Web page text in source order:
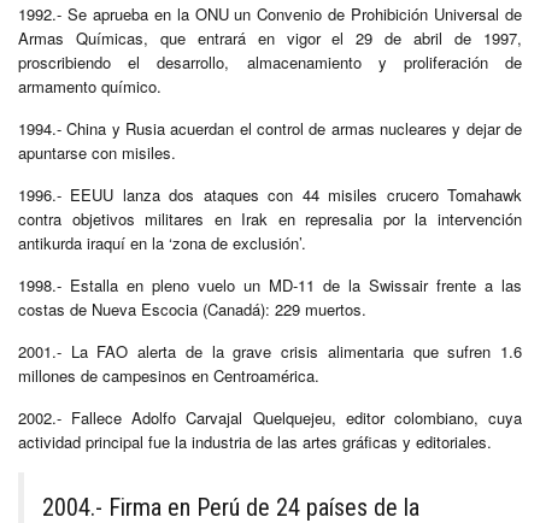
1992.- Se aprueba en la ONU un Convenio de Prohibición Universal de
Armas Químicas, que entrará en vigor el 29 de abril de 1997,
proscribiendo el desarrollo, almacenamiento y proliferación de
armamento químico.
1994.- China y Rusia acuerdan el control de armas nucleares y dejar de
apuntarse con misiles.
1996.- EEUU lanza dos ataques con 44 misiles crucero Tomahawk
contra objetivos militares en Irak en represalia por la intervención
antikurda iraquí en la ‘zona de exclusión’.
1998.- Estalla en pleno vuelo un MD-11 de la Swissair frente a las
costas de Nueva Escocia (Canadá): 229 muertos.
2001.- La FAO alerta de la grave crisis alimentaria que sufren 1.6
millones de campesinos en Centroamérica.
2002.- Fallece Adolfo Carvajal Quelquejeu, editor colombiano, cuya
actividad principal fue la industria de las artes gráficas y editoriales.
2004.- Firma en Perú de 24 países de la